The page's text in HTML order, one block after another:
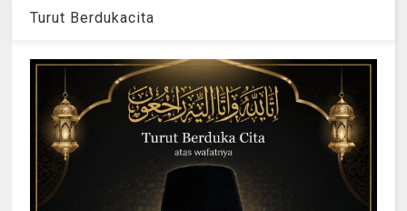
Turut Berdukacita